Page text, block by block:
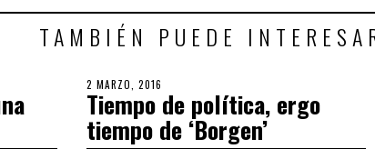
TAMBIÉN PUEDE
POSTED
ON
2 MARZO, 2016
SEPTIEMBRE,
2018
Tiempo de política, ergo
tiempo de ‘Borgen’